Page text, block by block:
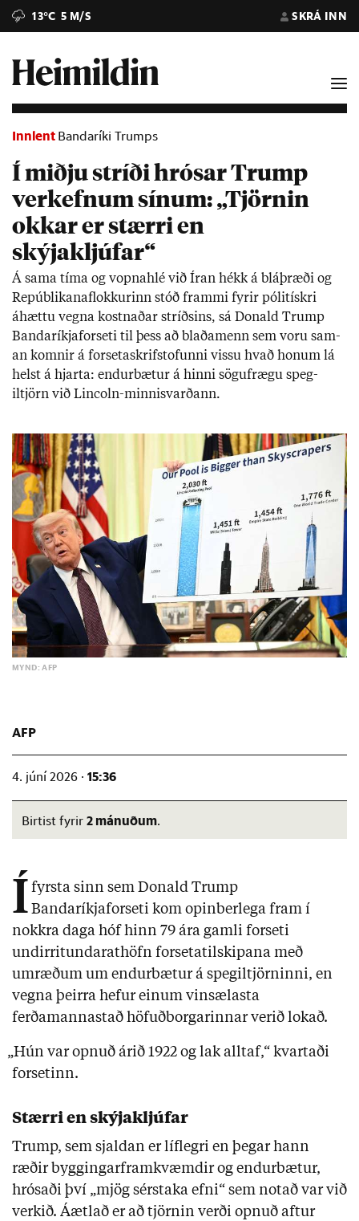
13°C 5 M/S SKRÁ INN
Innlent Bandaríki Trumps
Í miðju stríði hrósar Trump
verkefnum sínum: „Tjörnin
okkar er stærri en
skýjakljúfar“
Á sama tíma og vopna­hlé við Ír­an hékk á blá­þræði og
Re­públi­kana­flokk­ur­inn stóð frammi fyr­ir póli­tískri
áhættu vegna kostn­að­ar stríðs­ins, sá Don­ald Trump
Banda­ríkja­for­seti til þess að blaða­menn sem voru sam­
an komn­ir á for­seta­skrif­stof­unni vissu hvað hon­um lá
helst á hjarta: end­ur­bæt­ur á hinni sögu­frægu spe­g­
iltjörn við Lincoln-minn­is­varð­ann.
MYND: AFP
AFP
4. júní 2026 · 15:36
Birtist fyrir 2 mánuðum.
Í fyrsta sinn sem Donald Trump
Bandaríkjaforseti kom opinberlega fram í
nokkra daga hóf hinn 79 ára gamli forseti
undirritundarathöfn forsetatilskipana með
umræðum um endurbætur á spegiltjörninni, en
vegna þeirra hefur einum vinsælasta
ferðamannastað höfuðborgarinnar verið lokað.
„Hún var opnuð árið 1922 og lak alltaf,“ kvartaði
forsetinn.
Stærri en skýjakljúfar
Trump, sem sjaldan er líflegri en þegar hann
ræðir byggingarframkvæmdir og endurbætur,
hrósaði því „mjög sérstaka efni“ sem notað var við
verkið. Áætlað er að tjörnin verði opnuð aftur